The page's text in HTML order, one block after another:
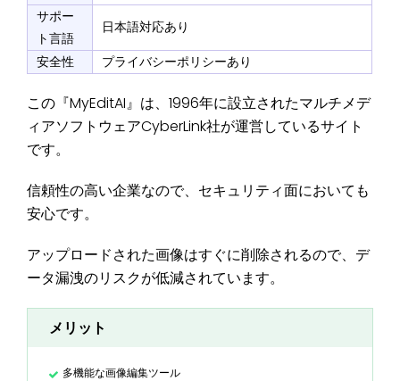
サポー
ト言語
日本語対応あり
安全性
プライバシーポリシーあり
この『MyEditAI』は、1996年に設立されたマルチメデ
ィアソフトウェアCyberLink社が運営しているサイト
です。
信頼性の高い企業なので、セキュリティ面においても
安心です。
アップロードされた画像はすぐに削除されるので、デ
ータ漏洩のリスクが低減されています。
メリット
多機能な画像編集ツール